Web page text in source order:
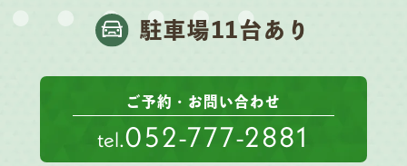
駐車場11台あり
ご予約・お問い合わせ
tel.052-777-2881